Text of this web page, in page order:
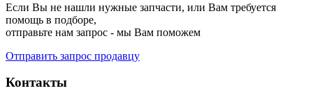
Если Вы не нашли нужные запчасти, или Вам требуется
помощь в подборе,
отправьте нам запрос - мы Вам поможем
Отправить запрос продавцу
Контакты